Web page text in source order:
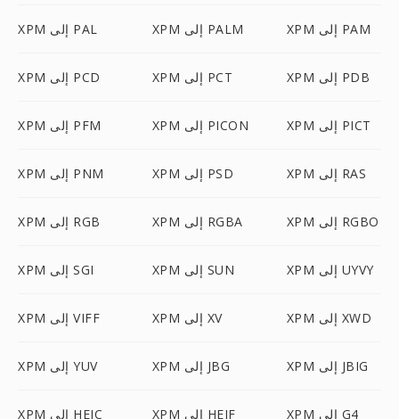
XPM إلى PAL XPM إلى PALM XPM إلى PAM
XPM إلى PCD XPM إلى PCT XPM إلى PDB
XPM إلى PFM XPM إلى PICON XPM إلى PICT
XPM إلى PNM XPM إلى PSD XPM إلى RAS
XPM إلى RGB XPM إلى RGBA XPM إلى RGBO
XPM إلى SGI XPM إلى SUN XPM إلى UYVY
XPM إلى VIFF XPM إلى XV XPM إلى XWD
XPM إلى YUV XPM إلى JBG XPM إلى JBIG
XPM إلى HEIC XPM إلى HEIF XPM إلى G4